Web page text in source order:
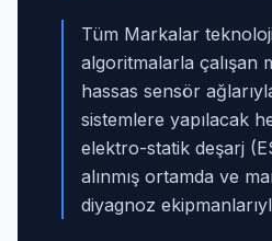
Tüm Markalar
algoritmalarla çalışan
hassas sensör
sistemlere yapılacak
elektro-statik deşarj
alınmış ortamda ve
diyagnoz